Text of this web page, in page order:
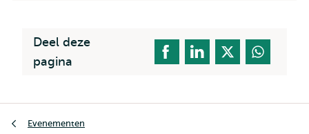
Deel deze
pagina
Evenementen